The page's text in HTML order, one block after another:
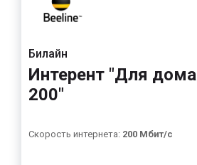
Билайн
Интерент "Для дома
200"
Скорость интернета: 200 Мбит/с